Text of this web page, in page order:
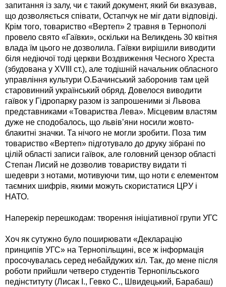
запитання із залу, чи є такий документ, який би вказував,
що дозволяється співати, Остапчук не міг дати відповіді.
Крім того, товариство «Вертеп» 2 травня в Тернополі
провело свято «Гаївки», оскільки на Великдень 30 квітня
влада їм цього не дозволила. Гаївки вирішили виводити
біля недіючої тоді церкви Воздвиження Чесного Хреста
(збудована у XVIII ст.), але тодішній начальник обласного
управління культури О.Бачинський заборонив там цей
старовинний український обряд. Довелося виводити
гаївок у Гідропарку разом із запрошеними зі Львова
представниками «Товариства Лева». Місцевим властям
дуже не сподобалось, що львів’яни носили жовто-
блакитні значки. Та нічого не могли зробити. Поза тим
товариство «Вертеп» підготувало до друку зібрані по
цілій області записи гаївок, але головний цензор області
Степан Лисий не дозволив товариству видати ті
шедеври з нотами, мотивуючи тим, що ноти є елементом
таємних шифрів, якими можуть скористатися ЦРУ і
НАТО.
Наперекір перешкодам: творення ініціативної групи УГС
Хоч як сутужно було поширювати «Декларацію
принципів УГС» на Тернопільщині, все ж інформація
просочувалась серед небайдужих кіл. Так, до мене після
роботи прийшли четверо студентів Тернопільського
педінституту (Лисак І., Гевко С., Швидецький, Барабаш)